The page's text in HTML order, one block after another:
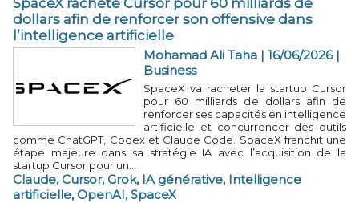
SpaceX rachète Cursor pour 60 milliards de
dollars afin de renforcer son offensive dans
l’intelligence artificielle
Mohamad Ali Taha | 16/06/2026|
Business
SpaceX va racheter la startup Cursor
pour 60 milliards de dollars afin de
renforcer ses capacités en intelligence
artificielle et concurrencer des outils
comme ChatGPT, Codex et Claude Code. SpaceX franchit une
étape majeure dans sa stratégie IA avec l’acquisition de la
startup Cursor pour un...
Claude, Cursor, Grok, IA générative, Intelligence
artificielle, OpenAI,SpaceX